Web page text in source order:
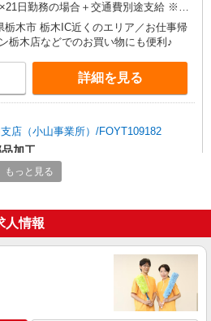
日勤務の場合＋交通費別途支給 ※交
給／当社規定あり。
栃木市 栃木IC近くのエリア／お仕事帰
栃木店などでのお買い物にも便利♪
詳細を見る
店（小山事業所）/FOYT109182
加工
円 月収例:183750円＝（1250円×7時
＋残業代、交通費別途支給 ※交通費実
詳細を見る
支店（宇都宮事業所）/FUTH114750
もっと見る
人情報